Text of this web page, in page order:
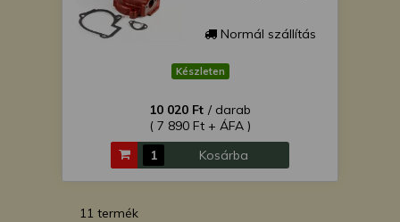
Normál szállítás
Készleten
10 020 Ft / darab
( 7 890 Ft + ÁFA )
Kosárba
11 termék